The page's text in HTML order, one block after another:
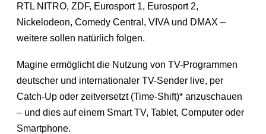
RTL NITRO, ZDF, Eurosport 1, Eurosport 2,
Nickelodeon, Comedy Central, VIVA und DMAX –
weitere sollen natürlich folgen.
Magine ermöglicht die Nutzung von TV-Programmen
deutscher und internationaler TV-Sender live, per
Catch-Up oder zeitversetzt (Time-Shift)* anzuschauen
– und dies auf einem Smart TV, Tablet, Computer oder
Smartphone.